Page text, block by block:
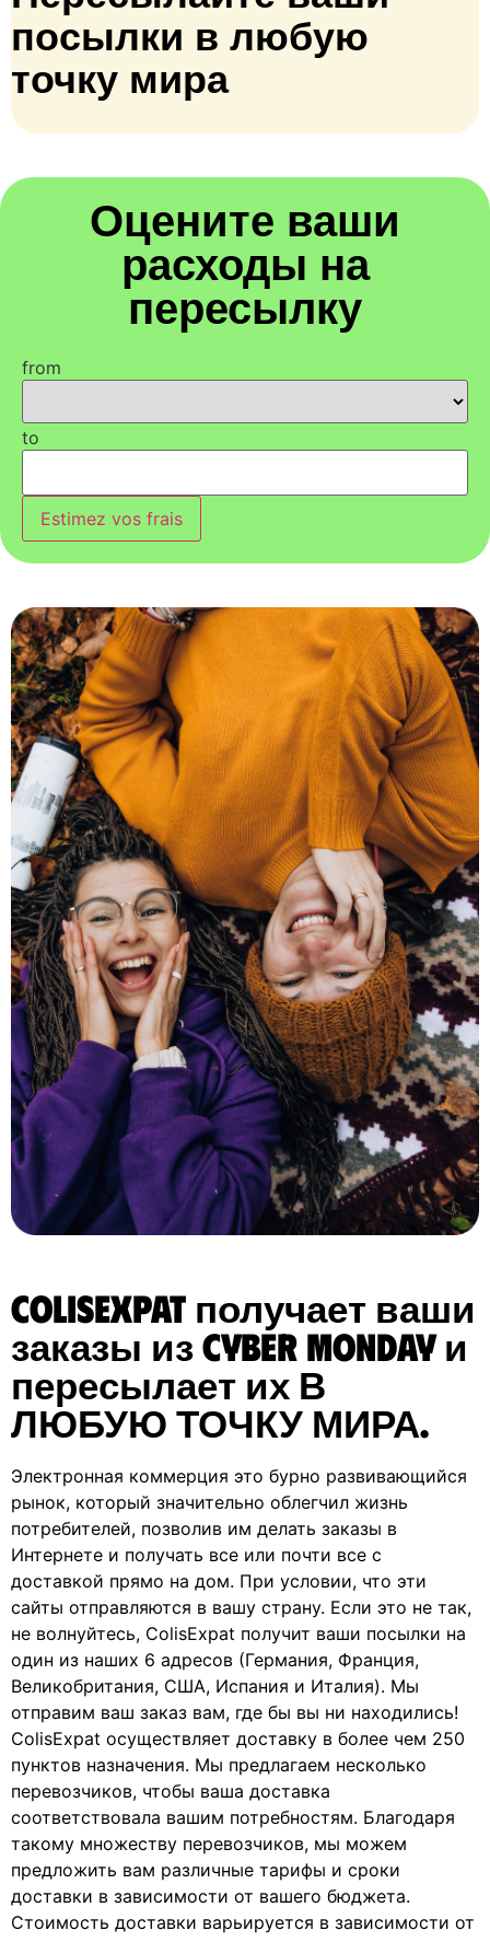
посылки в любую
точку мира
Оцените ваши
расходы на
пересылку
from
to
Estimez vos frais
ColisExpat получает ваши
заказы из Cyber Monday и
пересылает их В
ЛЮБУЮ ТОЧКУ МИРА.
Электронная коммерция это бурно развивающийся
рынок, который значительно облегчил жизнь
потребителей, позволив им делать заказы в
Интернете и получать все или почти все с
доставкой прямо на дом. При условии, что эти
сайты отправляются в вашу страну. Если это не так,
не волнуйтесь, ColisExpat получит ваши посылки на
один из наших 6 адресов (Германия, Франция,
Великобритания, США, Испания и Италия). Мы
отправим ваш заказ вам, где бы вы ни находились!
ColisExpat осуществляет доставку в более чем 250
пунктов назначения. Мы предлагаем несколько
перевозчиков, чтобы ваша доставка
соответствовала вашим потребностям. Благодаря
такому множеству перевозчиков, мы можем
предложить вам различные тарифы и сроки
доставки в зависимости от вашего бюджета.
Стоимость доставки варьируется в зависимости от